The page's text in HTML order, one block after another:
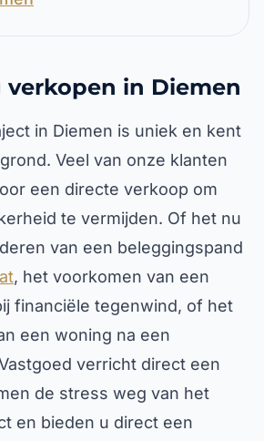
in Diemen
in Diemen is uniek en kent
Veel van onze klanten
een directe verkoop om
te vermijden. Of het nu
van een beleggingspand
, het voorkomen van een
financiële tegenwind, of het
een woning na een
verricht direct een
de stress weg van het
en bieden u direct een